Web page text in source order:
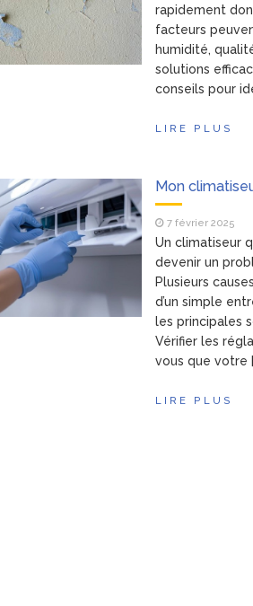
rapidement
facteurs
humidité,
solutions
conseils pour
LIRE PLUS
Mon
7 février 2025
Un climatiseur
devenir un
Plusieurs
d’un simple
les principales
Vérifier les
vous que votre
LIRE PLUS